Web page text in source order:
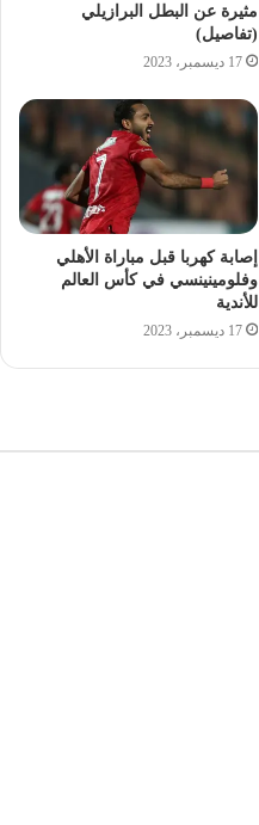
مثيرة عن البطل البرازيلي
(تفاصيل)
17 ديسمبر، 2023
إصابة كهربا قبل مباراة الأهلي
وفلومينينسي في كأس العالم
للأندية
17 ديسمبر، 2023